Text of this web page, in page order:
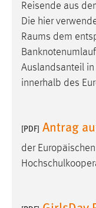
Reisende aus
Die hier
Raums dem
Auslandsanteil in
innerhalb des
[PDF] Antrag
der
Matomo
Name:
Zweck:
Cookie
MARKETING
Marketing
verwendet, um